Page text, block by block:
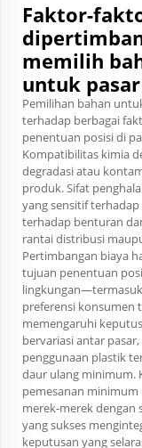
Faktor-
memilih
untuk
Pemilihan bahan
terhadap berbagai
penentuan posisi di
Kompatibilitas kimia
degradasi atau
produk. Sifat
yang sensitif
terhadap benturan
rantai distribusi
Pertimbangan biaya
tujuan penentuan
preferensi konsumen
memengaruhi
bervariasi antar
penggunaan plastik
daur ulang minimum.
pemesanan
merek-merek dengan
yang sukses
keputusan yang